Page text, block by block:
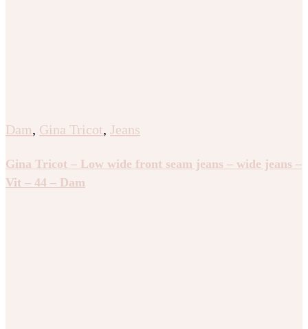
Dam, Gina Tricot, Jeans
Gina Tricot – Low wide front seam jeans – wide jeans –
Vit – 44 – Dam